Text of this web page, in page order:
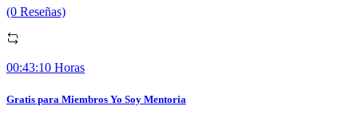
(0 Reseñas)
00:43:10 Horas
Gratis para Miembros Yo Soy Mentoria